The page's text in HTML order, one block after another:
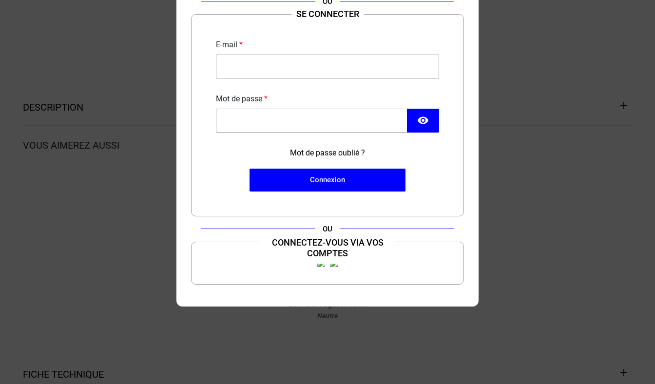
SE CONNECTER
E-mail
Mot de passe
visibility
Mot de passe oublié ?
Connexion
OU
CONNECTEZ-VOUS VIA VOS
COMPTES
DESCRIPTION FICHE TECHNIQUE QUESTION / RÉPONSE
DESCRIPTION
VOUS AIMEREZ AUSSI
Le Pure Vegetol 10ml
Neutre
FICHE TECHNIQUE